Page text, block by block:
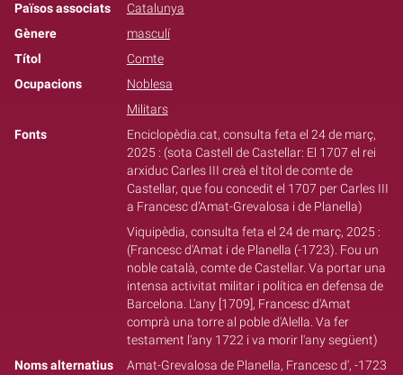
Països associats
Catalunya
Gènere
masculí
Títol
Comte
Ocupacions
Noblesa
Militars
Fonts
Enciclopèdia.cat, consulta feta el 24 de març,
2025 : (sota Castell de Castellar: El 1707 el rei
arxiduc Carles III creà el títol de comte de
Castellar, que fou concedit el 1707 per Carles III
a Francesc d’Amat-Grevalosa i de Planella)
Viquipèdia, consulta feta el 24 de març, 2025 :
(Francesc d'Amat i de Planella (-1723). Fou un
noble català, comte de Castellar. Va portar una
intensa activitat militar i política en defensa de
Barcelona. L'any [1709], Francesc d'Amat
comprà una torre al poble d'Alella. Va fer
testament l'any 1722 i va morir l'any següent)
Noms alternatius
Amat-Grevalosa de Planella, Francesc d', -1723